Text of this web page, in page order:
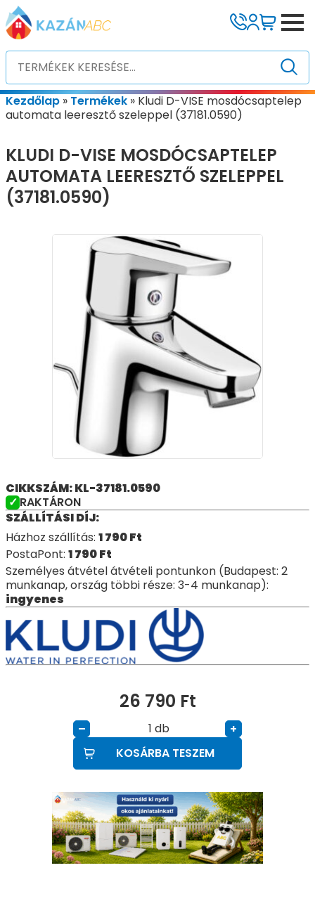
Kezdőlap » Termékek » Kludi D-VISE mosdócsaptelep
automata leeresztő szeleppel (37181.0590)
KLUDI D-VISE MOSDÓCSAPTELEP
AUTOMATA LEERESZTŐ SZELEPPEL
(37181.0590)
CIKKSZÁM: KL-37181.0590
RAKTÁRON
SZÁLLÍTÁSI DÍJ:
Házhoz szállítás: 1 790Ft
PostaPont: 1 790Ft
Személyes átvétel átvételi pontunkon (Budapest: 2
munkanap, ország többi része: 3-4 munkanap):
ingyenes
26 790 Ft
– db
+
KOSÁRBA TESZEM